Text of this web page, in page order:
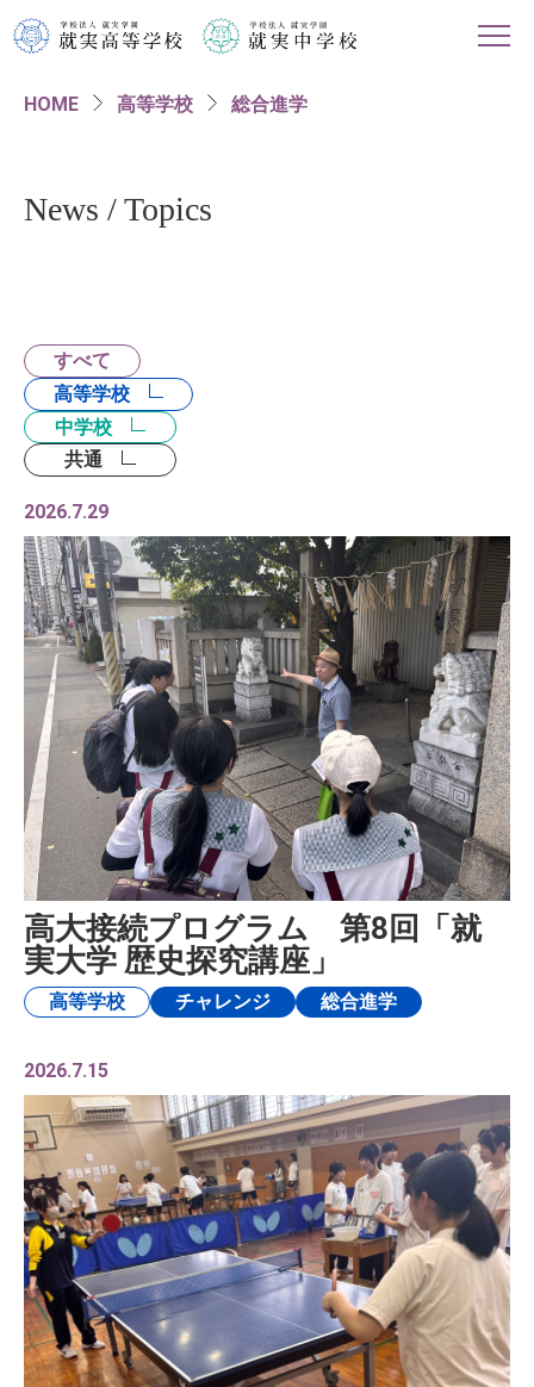
HOME
進路情報
入試・イベント情報
対象者別
受験生の方へ
在校生・保護者の方へ
卒業生の方へ
ご支援のお願い
HOME 高等学校 総合進学
News / Topics
すべて
高等学校
中学校
共通
2026.7.29
高大接続プログラム 第8回「就
実大学 歴史探究講座」
高等学校 チャレンジ 総合進学
2026.7.15